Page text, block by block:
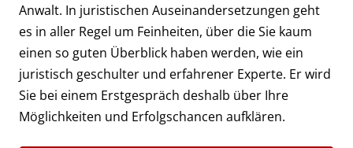
Anwalt. In juristischen Auseinandersetzungen geht
es in aller Regel um Feinheiten, über die Sie kaum
einen so guten Überblick haben werden, wie ein
juristisch geschulter und erfahrener Experte. Er wird
Sie bei einem Erstgespräch deshalb über Ihre
Möglichkeiten und Erfolgschancen aufklären.